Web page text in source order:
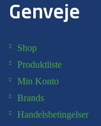
Genveje
Shop
Produktliste
Min Konto
Brands
Handelsbetingelser